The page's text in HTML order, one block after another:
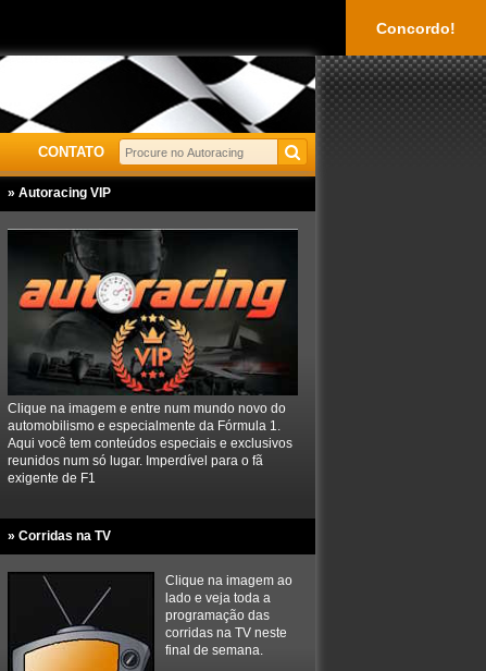
Concordo!
CONTATO
» Autoracing VIP
Clique na imagem e entre num mundo novo do
automobilismo e especialmente da Fórmula 1.
Aqui você tem conteúdos especiais e exclusivos
reunidos num só lugar. Imperdível para o fã
exigente de F1
» Corridas na TV
Clique na imagem ao
lado e veja toda a
programação das
corridas na TV neste
final de semana.